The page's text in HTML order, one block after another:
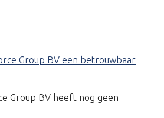
Group BV een betrouwbaar
Group BV heeft nog geen